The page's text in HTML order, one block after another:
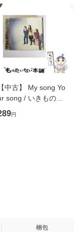
【中古】 My song Yo
song / いきものが
/ [CD]【メール便
送料無料】
円
梱包